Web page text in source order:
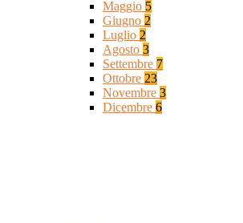
Maggio 5
Giugno 2
Luglio 2
Agosto 3
Settembre 7
Ottobre 23
Novembre 3
Dicembre 6